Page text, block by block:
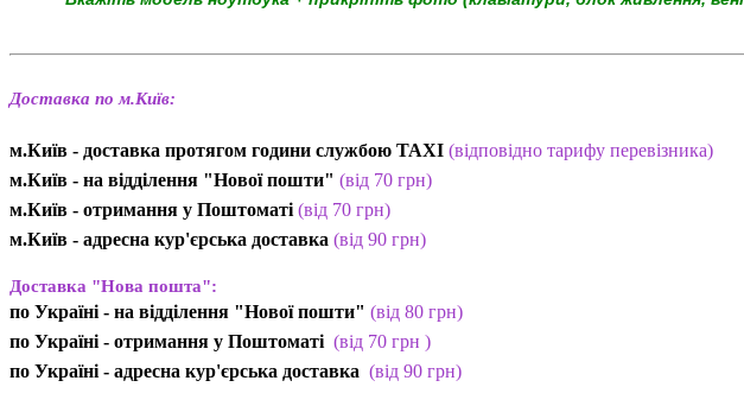
Доставка по м.Київ:
м.Київ - доставка протягом години службою TAXI (відповідно тарифу перевізника)
м.Київ - на відділення "Нової пошти" (від 70 грн)
м.Київ - отримання у Поштоматі (від 70 грн)
м.Київ - адресна кур'єрська доставка (від 90 грн)
Доставка "Нова пошта":
по Україні - на відділення "Нової пошти" (від 80 грн)
по Україні - отримання у Поштоматі (від 70 грн )
по Україні - адресна кур'єрська доставка (від 90 грн)